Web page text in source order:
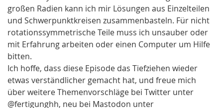
großen Radien kann ich mir Lösungen aus Einzelteilen
und Schwerpunktkreisen zusammenbasteln. Für nicht
rotationssymmetrische Teile muss ich unsauber oder
mit Erfahrung arbeiten oder einen Computer um Hilfe
bitten.
Ich hoffe, dass diese Episode das Tiefziehen wieder
etwas verständlicher gemacht hat, und freue mich
über weitere Themenvorschläge bei Twitter unter
@fertigunghh, neu bei Mastodon unter